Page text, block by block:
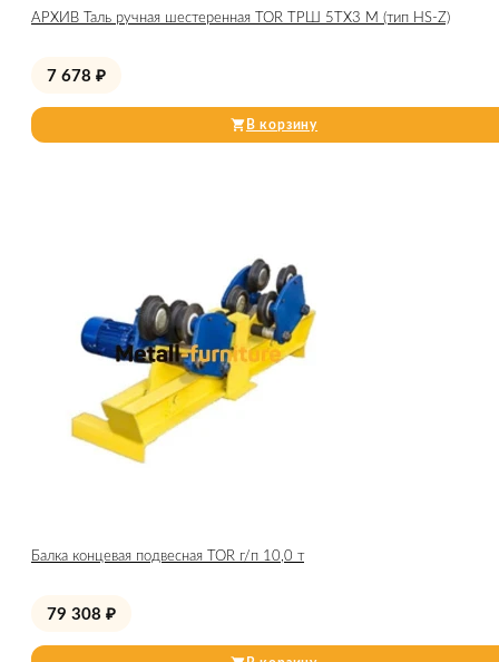
АРХИВ Таль ручная шестеренная TOR ТРШ 5ТХ3 М (тип HS-Z)
7 678 ₽
В корзину
Балка концевая подвесная TOR г/п 10,0 т
79 308 ₽